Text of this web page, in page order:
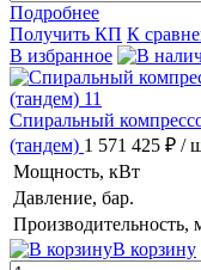
Подробнее
Получить КП К
В избранное
Спиральный
(тандем) 1 571 425 ₽ /
Мощность, кВт
Давление, бар.
Производительность,
В корзину